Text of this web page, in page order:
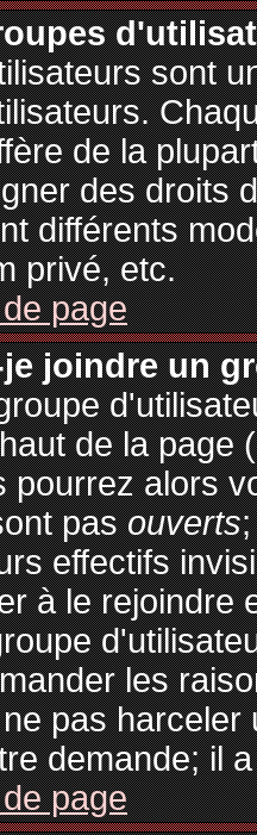
sont
de la
des droits
différents
privé, etc.
page
joindre un
de la page
pourrez alors
pasouverts
effectifs
à le rejoindre
les
pas
demande; il
page